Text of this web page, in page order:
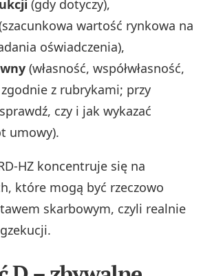
(gdy dotyczy),
wartość rynkowa na
oświadczenia),
(własność, współwłasność,
z rubrykami; przy
czy i jak wykazać
umowy).
koncentruje się na
które mogą być rzeczowo
skarbowym, czyli realnie